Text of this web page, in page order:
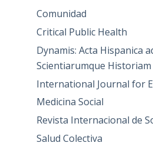
Comunidad
Critical Public Health
Dynamis: Acta Hispanica
Scientiarumque
International Journal for
Medicina Social
Revista Internacional de
Salud Colectiva